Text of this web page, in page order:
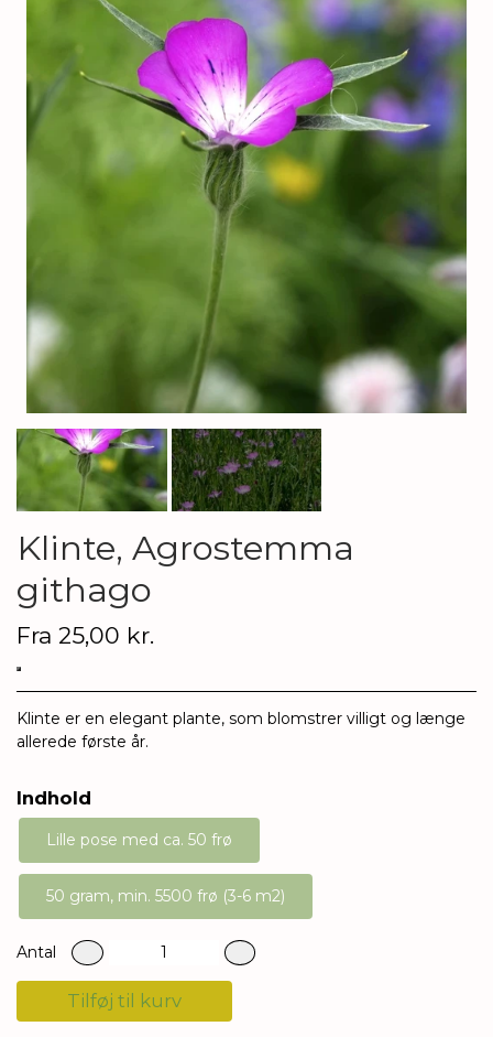
Klinte, Agrostemma
githago
Fra 25,00 kr.
Klinte er en elegant plante, som blomstrer villigt og længe
allerede første år.
Indhold
Lille pose med ca. 50 frø
50 gram, min. 5500 frø (3-6 m2)
Antal
Tilføj til kurv